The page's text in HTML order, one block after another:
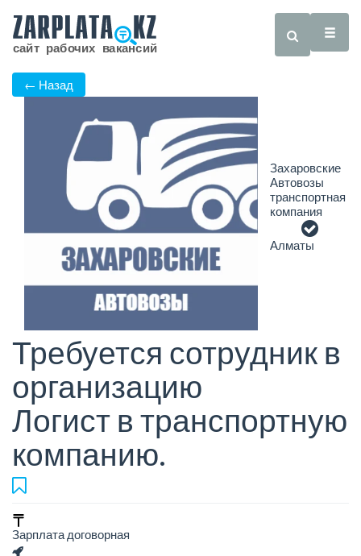
← Назад
Захаровские
Автовозы
транспортная
компания
Алматы
Требуется сотрудник в
организацию
Логист в транспортную
компанию.
Зарплата договорная